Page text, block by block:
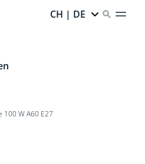
CH | DE
100 W A60 E27